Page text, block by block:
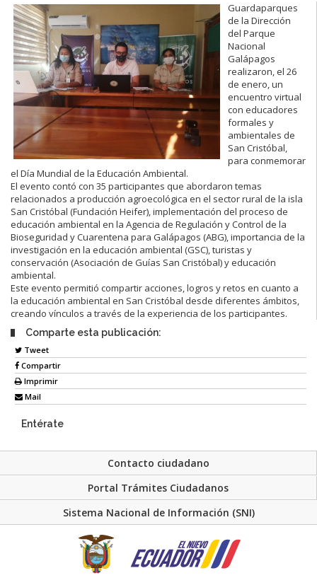
Guardaparques
de la Dirección
del Parque
Nacional
Galápagos
realizaron, el 26
de enero, un
encuentro virtual
con educadores
formales y
ambientales de
San Cristóbal,
para conmemorar
el Día Mundial de la Educación Ambiental.
El evento contó con 35 participantes que abordaron temas
relacionados a producción agroecológica en el sector rural de la isla
San Cristóbal (Fundación Heifer), implementación del proceso de
educación ambiental en la Agencia de Regulación y Control de la
Bioseguridad y Cuarentena para Galápagos (ABG), importancia de la
investigación en la educación ambiental (GSC), turistas y
conservación (Asociación de Guías San Cristóbal) y educación
ambiental.
Este evento permitió compartir acciones, logros y retos en cuanto a
la educación ambiental en San Cristóbal desde diferentes ámbitos,
creando vínculos a través de la experiencia de los participantes.
Comparte esta publicación:
Tweet
Compartir
Imprimir
Mail
Entérate
Contacto ciudadano
Portal Trámites Ciudadanos
Sistema Nacional de Información (SNI)